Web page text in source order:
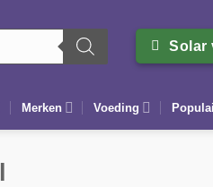
Solar
Merken Voeding